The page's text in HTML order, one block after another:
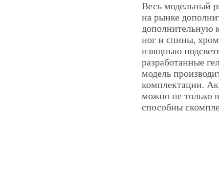
Весь модельный
на рынке
дополнительную
ног и спины,
изящныю
разработанные
модель
комплектации.
можно не только
способны